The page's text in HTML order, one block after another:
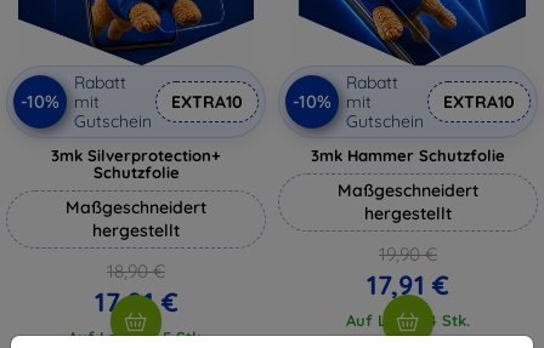
-10%
Rabatt
mit
Gutschein
EXTRA10
3mk Silverprotection+
Schutzfolie
Maßgeschneidert
hergestellt
18,90 €
17,01 €
Auf Lager > 5 Stk.
-10%
Rabatt
mit
Gutschein
EXTRA10
3mk Hammer Schutzfolie
Maßgeschneidert
hergestellt
19,90 €
17,91 €
Auf Lager 4 Stk.